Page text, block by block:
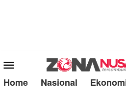
Mobile
Menu
Home Nasional